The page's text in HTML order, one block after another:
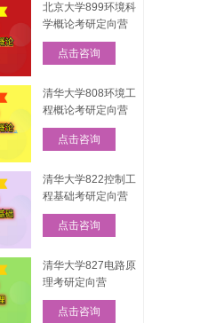
北京大学899环境科
学概论考研定向营
点击咨询
清华大学808环境工
程概论考研定向营
点击咨询
清华大学822控制工
程基础考研定向营
点击咨询
清华大学827电路原
理考研定向营
点击咨询